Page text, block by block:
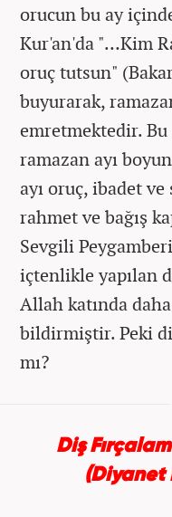
orucun bu ay
Kur'an'da "…Kim
oruç tutsun"
buyurarak,
emretmektedir.
ramazan ayı
ayı oruç, ibadet ve
rahmet ve bağış
Sevgili
içtenlikle yapılan
Allah katında
bildirmiştir. Peki
mı?
Diş
(Diyanet